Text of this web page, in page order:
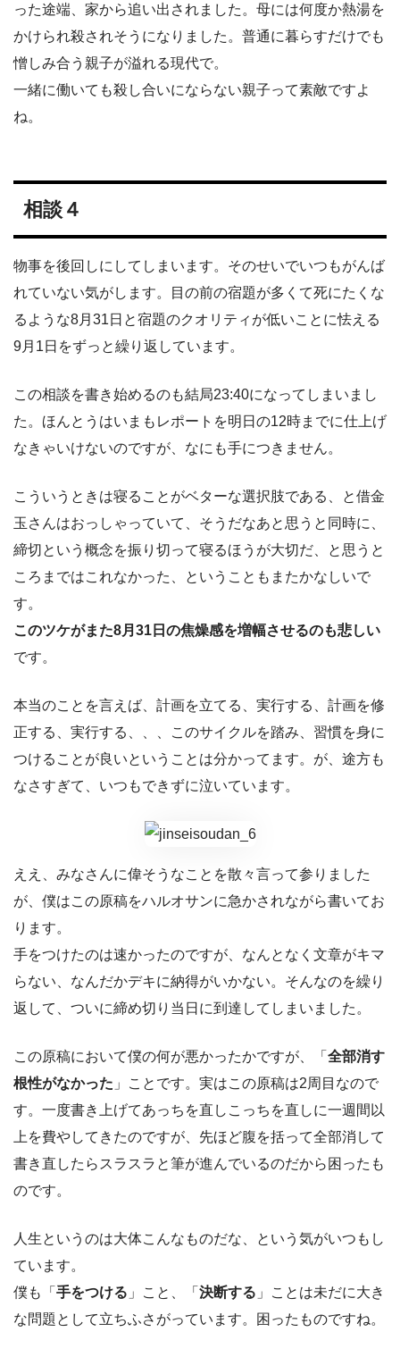
った途端、家から追い出されました。母には何度か熱湯を
かけられ殺されそうになりました。普通に暮らすだけでも
憎しみ合う親子が溢れる現代で。
一緒に働いても殺し合いにならない親子って素敵ですよ
ね。
相談４
物事を後回しにしてしまいます。そのせいでいつもがんば
れていない気がします。目の前の宿題が多くて死にたくな
るような8月31日と宿題のクオリティが低いことに怯える
9月1日をずっと繰り返しています。
この相談を書き始めるのも結局23:40になってしまいまし
た。ほんとうはいまもレポートを明日の12時までに仕上げ
なきゃいけないのですが、なにも手につきません。
こういうときは寝ることがベターな選択肢である、と借金
玉さんはおっしゃっていて、そうだなあと思うと同時に、
締切という概念を振り切って寝るほうが大切だ、と思うと
ころまではこれなかった、ということもまたかなしいで
す。
このツケがまた8月31日の焦燥感を増幅させるのも悲しい
です。
本当のことを言えば、計画を立てる、実行する、計画を修
正する、実行する、、、このサイクルを踏み、習慣を身に
つけることが良いということは分かってます。が、途方も
なさすぎて、いつもできずに泣いています。
ええ、みなさんに偉そうなことを散々言って参りました
が、僕はこの原稿をハルオサンに急かされながら書いてお
ります。
手をつけたのは速かったのですが、なんとなく文章がキマ
らない、なんだかデキに納得がいかない。そんなのを繰り
返して、ついに締め切り当日に到達してしまいました。
この原稿において僕の何が悪かったかですが、「 全部消す
根性がなかった 」ことです。実はこの原稿は2周目なので
す。一度書き上げてあっちを直しこっちを直しに一週間以
上を費やしてきたのですが、先ほど腹を括って全部消して
書き直したらスラスラと筆が進んでいるのだから困ったも
のです。
人生というのは大体こんなものだな、という気がいつもし
ています。
僕も「 手をつける 」こと、「 決断する 」ことは未だに大き
な問題として立ちふさがっています。困ったものですね。